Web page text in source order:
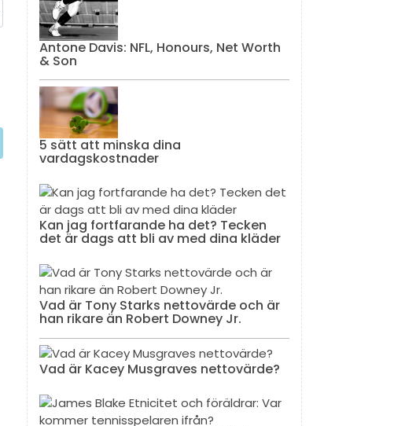
Antone Davis: NFL, Honours, Net Worth
& Son
5 sätt att minska dina
vardagskostnader
Kan jag fortfarande ha det? Tecken
det är dags att bli av med dina kläder
Vad är Tony Starks nettovärde och är
han rikare än Robert Downey Jr.
Vad är Kacey Musgraves nettovärde?